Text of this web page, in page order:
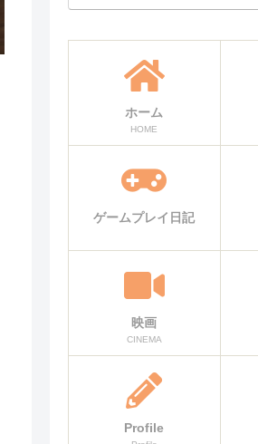
ホーム
HOME
ゲームプレイ日記
映画
CINEMA
Profile